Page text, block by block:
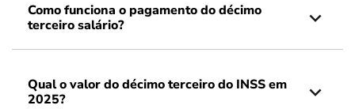
Como funciona o pagamento do décimo
terceiro salário?
Qual o valor do décimo terceiro do INSS em
2025?